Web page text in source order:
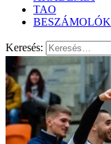
TAO
BESZÁMOLÓK
Keresés: